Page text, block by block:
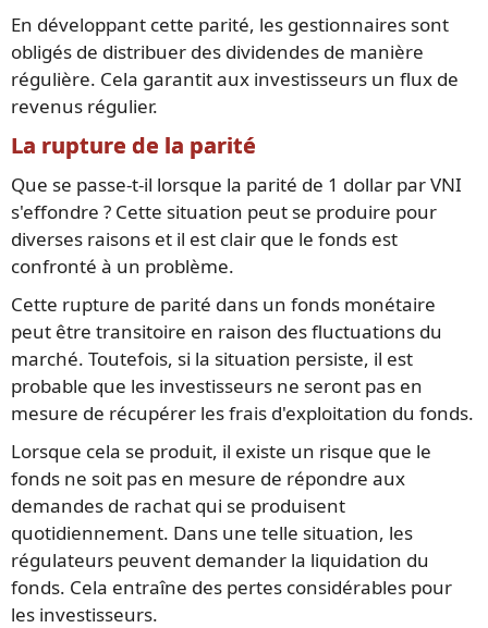
En développant cette parité, les gestionnaires sont
obligés de distribuer des dividendes de manière
régulière. Cela garantit aux investisseurs un flux de
revenus régulier.
La rupture de la parité
Que se passe-t-il lorsque la parité de 1 dollar par VNI
s'effondre ? Cette situation peut se produire pour
diverses raisons et il est clair que le fonds est
confronté à un problème.
Cette rupture de parité dans un fonds monétaire
peut être transitoire en raison des fluctuations du
marché. Toutefois, si la situation persiste, il est
probable que les investisseurs ne seront pas en
mesure de récupérer les frais d'exploitation du fonds.
Lorsque cela se produit, il existe un risque que le
fonds ne soit pas en mesure de répondre aux
demandes de rachat qui se produisent
quotidiennement. Dans une telle situation, les
régulateurs peuvent demander la liquidation du
fonds. Cela entraîne des pertes considérables pour
les investisseurs.